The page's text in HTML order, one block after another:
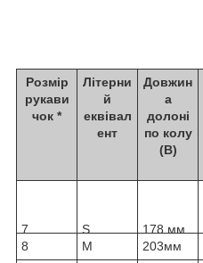
Розмір
рукави
чок *
Літерни
й
еквівал
ент
Довжин
а
долоні
по колу
(В)
7 S 178 мм
8
M 203мм